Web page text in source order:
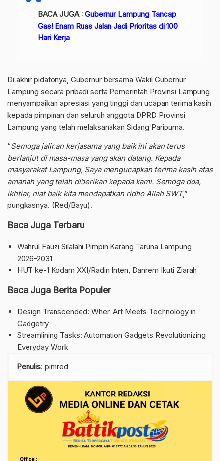
BACA JUGA : Gubernur Lampung Tancap
Gas! Enam Ruas Jalan Jadi Prioritas di 100
Hari Kerja
Di akhir pidatonya, Gubernur bersama Wakil Gubernur
Lampung secara pribadi serta Pemerintah Provinsi Lampung
menyampaikan apresiasi yang tinggi dan ucapan terima kasih
kepada pimpinan dan seluruh anggota DPRD Provinsi
Lampung yang telah melaksanakan Sidang Paripurna.
“Semoga jalinan kerjasama yang baik ini akan terus
berlanjut di masa-masa yang akan datang. Kepada
masyarakat Lampung, Saya mengucapkan terima kasih atas
amanah yang telah diberikan kepada kami. Semoga doa,
ikhtiar, niat baik kita mendapatkan ridho Allah SWT,”
pungkasnya. (Red/Bayu).
Baca Juga Terbaru
Wahrul Fauzi Silalahi Pimpin Karang Taruna Lampung
2026-2031
HUT ke-1 Kodam XXI/Radin Inten, Danrem Ikuti Ziarah
Baca Juga Berita Populer
Design Transcended: When Art Meets Technology in
Gadgetry
Streamlining Tasks: Automation Gadgets Revolutionizing
Everyday Work
Penulis: pimred